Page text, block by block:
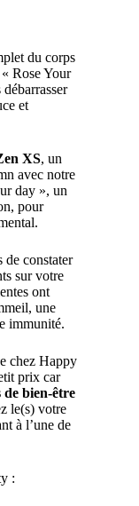
du corps
Rose Your
et
XS, un
avec notre
day », un
pour
de constater
sur votre
ont
une
immunité.
chez Happy
prix car
de bien-être
le(s) votre
à l’une de
: